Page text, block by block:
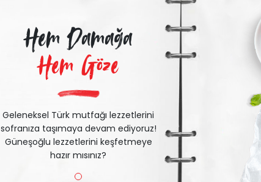
Hem Damağa
Hem Göze
Geleneksel Türk mutfağı lezzetlerini
sofranıza taşımaya devam ediyoruz!
Güneşoğlu lezzetlerini keşfetmeye
hazır mısınız?